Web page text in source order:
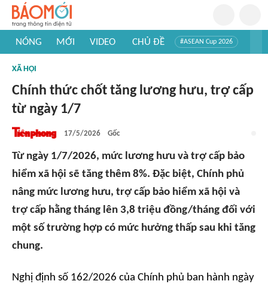
NÓNG MỚI VIDEO CHỦ ĐỀ #ASEAN Cup 2026
#Khám phá thế giới
XÃ HỘI
Chính thức chốt tăng lương hưu, trợ cấp
từ ngày 1/7
17/5/2026 Gốc
Từ ngày 1/7/2026, mức lương hưu và trợ cấp bảo
hiểm xã hội sẽ tăng thêm 8%. Đặc biệt, Chính phủ
nâng mức lương hưu, trợ cấp bảo hiểm xã hội và
trợ cấp hằng tháng lên 3,8 triệu đồng/tháng đối với
một số trường hợp có mức hưởng thấp sau khi tăng
chung.
Nghị định số 162/2026 của Chính phủ ban hành ngày